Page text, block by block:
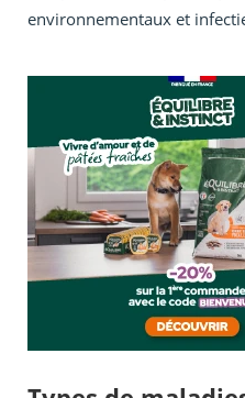
environnementaux et